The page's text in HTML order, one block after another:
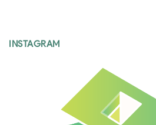
INSTAGRAM